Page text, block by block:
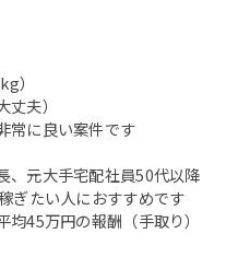
）
夫）
常に良い案件です
、元大手宅配社員50代以降
ぎたい人におすすめです
45万円の報酬（手取り）